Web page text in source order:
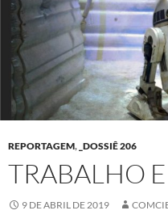
REPORTAGEM, _DOSSIÊ 206
TRABALHO
9 DE ABRIL DE 2019